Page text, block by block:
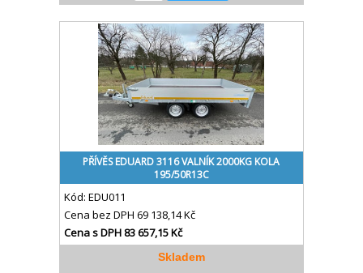
PŘÍVĚS EDUARD 3116 VALNÍK 2000KG KOLA
195/50R13C
Kód: EDU011
Cena bez DPH 69 138,14 Kč
Cena s DPH83 657,15 Kč
Skladem